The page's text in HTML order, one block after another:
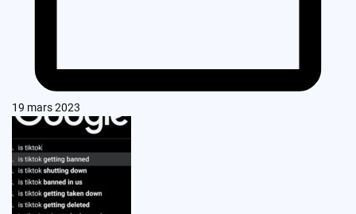
19 mars 2023